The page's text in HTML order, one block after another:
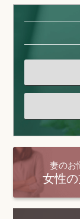
妻のお
女性